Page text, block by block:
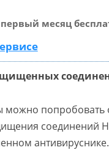
месяц
попробовать
соединений